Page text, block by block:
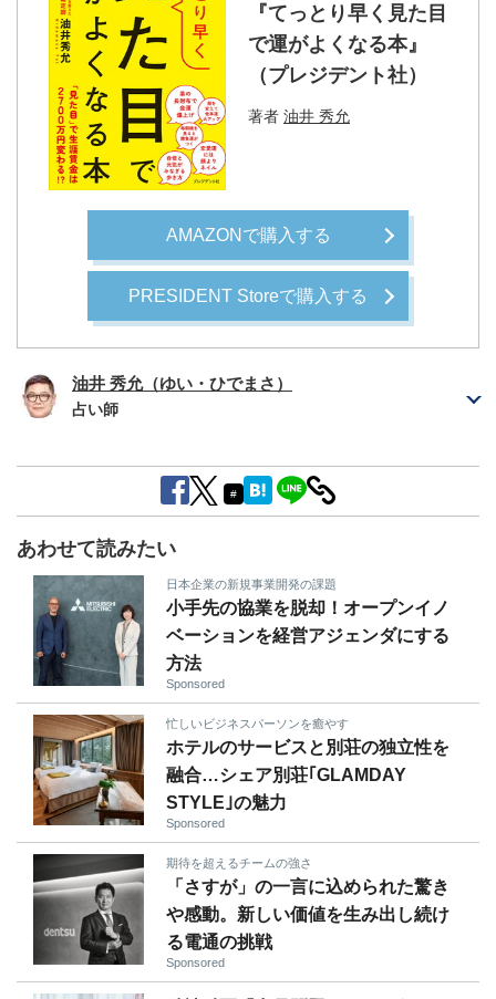
『てっとり早く見た目
で運がよくなる本』
（プレジデント社）
著者 油井 秀允
AMAZONで購入する
PRESIDENT Storeで購入する
油井 秀允（ゆい・ひでまさ）
占い師
#
あわせて読みたい
日本企業の新規事業開発の課題
小手先の協業を脱却！オープンイノ
ベーションを経営アジェンダにする
方法
Sponsored
忙しいビジネスパーソンを癒やす
ホテルのサービスと別荘の独立性を
融合…シェア別荘｢GLAMDAY
STYLE｣の魅力
Sponsored
期待を超えるチームの強さ
「さすが」の一言に込められた驚き
や感動。新しい価値を生み出し続け
る電通の挑戦
Sponsored